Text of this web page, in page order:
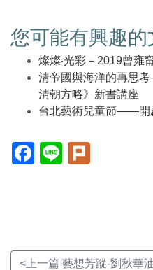
您可能有興趣的
燦燦‧光彩－2019曾雍
清帝國與海洋的再思
清朝方略》新書講座
台北藝術兒童節——開
Facebook(另
開
Line(另
開
<上一篇 藝想芳蹤-劉秋華